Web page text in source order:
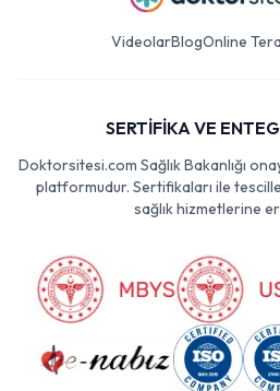
VideolarBlogOnline
SERTİFİKA VE
Doktorsitesi.com Sağlık Bakanlığı
platformudur. Sertifikaları ile
sağlık hizmetlerine